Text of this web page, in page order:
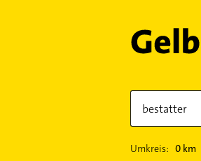
Umkreis: 0km